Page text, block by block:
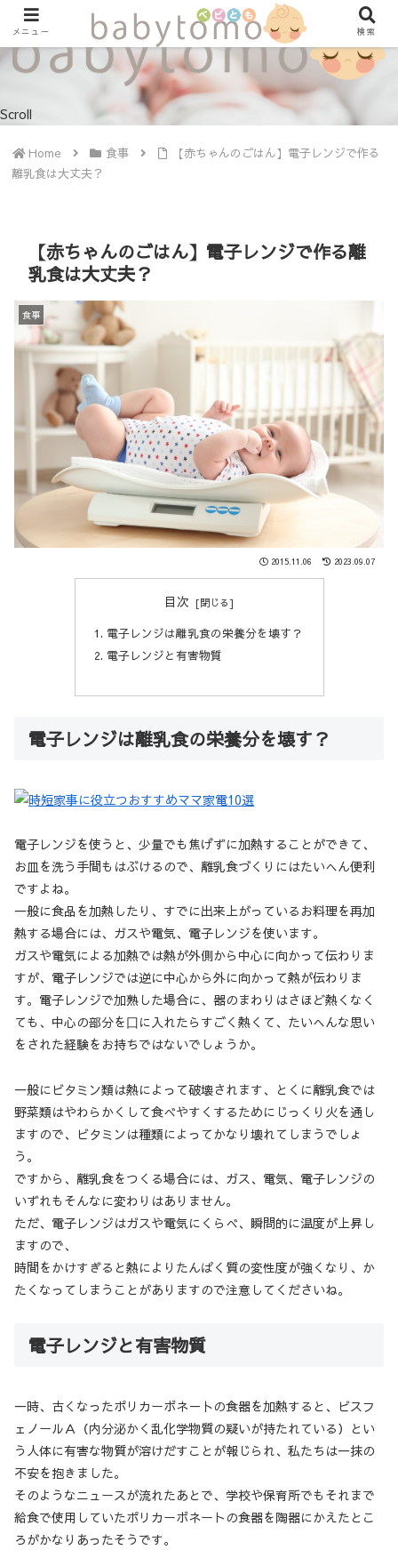
Scroll
Home 食事
【赤ちゃんのごはん】電子レンジで作る
離乳食は大丈夫？
【赤ちゃんのごはん】電子レンジで作る離
乳食は大丈夫？
食事
2015.11.06 2023.09.07
目次
電子レンジは離乳食の栄養分を壊す？
電子レンジと有害物質
電子レンジは離乳食の栄養分を壊す？
電子レンジを使うと、少量でも焦げずに加熱することができて、
お皿を洗う手間もはぶけるので、離乳食づくりにはたいへん便利
ですよね。
一般に食品を加熱したり、すでに出来上がっているお料理を再加
熱する場合には、ガスや電気、電子レンジを使います。
ガスや電気による加熱では熱が外側から中心に向かって伝わりま
すが、電子レンジでは逆に中心から外に向かって熱が伝わりま
す。電子レンジで加熟した場合に、器のまわりはさほど熱くなく
ても、中心の部分を囗に入れたらすごく熱くて、たいへんな思い
をされた経験をお持ちではないでしょうか。
一般にビタミン類は熱によって破壊されます、とくに離乳食では
野菜類はやわらかくして食べやすくするためにじっくり火を通し
ますので、ビタミンは種類によってかなり壊れてしまうでしょ
う。
ですから、離乳食をつくる場合には、ガス、電気、電子レンジの
いずれもそんなに変わりはありません。
ただ、電子レンジはガスや電気にくらべ、瞬問的に温度が上昇し
ますので、
時間をかけすぎると熱によりたんぱく質の変性度が強くなり、か
たくなってしまうことがありますので注意してくださいね。
電子レンジと有害物質
一時、古くなったポリカーボネ－卜の食器を加熱すると、ビスフ
ェノールＡ（内分泌かく乱化学物質の疑いが持たれている）とい
う人体に有害な物質が溶けだすことが報じられ、私たちは一抹の
不安を抱きました。
そのようなニュースが流れたあとで、学校や保育所でもそれまで
給食で使用していたポリカーボネートの食器を陶器にかえたとこ
ろがかなりあったそうです。
メニュー 検索